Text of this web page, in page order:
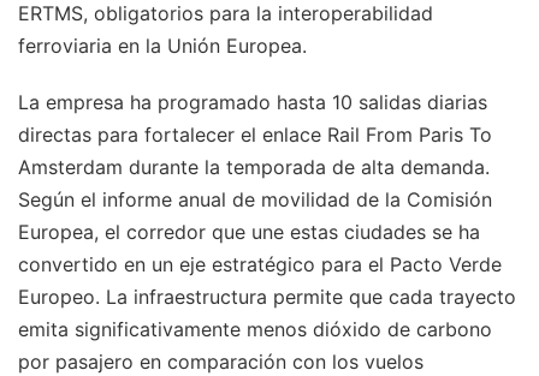
ERTMS, obligatorios para la interoperabilidad
ferroviaria en la Unión Europea.
La empresa ha programado hasta 10 salidas diarias
directas para fortalecer el enlace Rail From Paris To
Amsterdam durante la temporada de alta demanda.
Según el informe anual de movilidad de la Comisión
Europea, el corredor que une estas ciudades se ha
convertido en un eje estratégico para el Pacto Verde
Europeo. La infraestructura permite que cada trayecto
emita significativamente menos dióxido de carbono
por pasajero en comparación con los vuelos